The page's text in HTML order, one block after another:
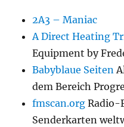
2A3 – Maniac
A Direct Heating
Equipment by
Babyblaue Seiten
dem Bereich
fmscan.org Radio-
Senderkarten